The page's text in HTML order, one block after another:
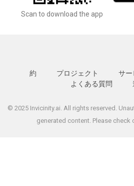
Scan to download the app
約 プロジェクト サー
よくある質問
© 2025 Invicinity.ai. All rights reserved.
generated content. Please check